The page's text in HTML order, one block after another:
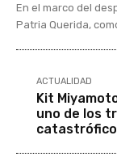
En el marco del
Patria Querida,
ACTUALIDAD
Kit
uno de los